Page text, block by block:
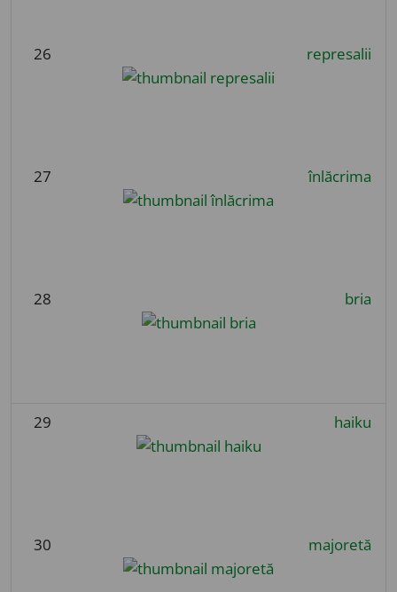
26 represalii
27 înlăcrima
28 bria
29 haiku
30 majoretă